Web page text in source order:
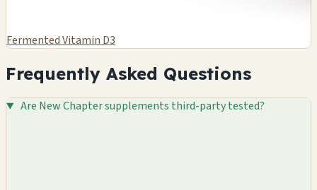
Fermented Vitamin D3
Frequently Asked Questions
Are New Chapter supplements third-party tested?